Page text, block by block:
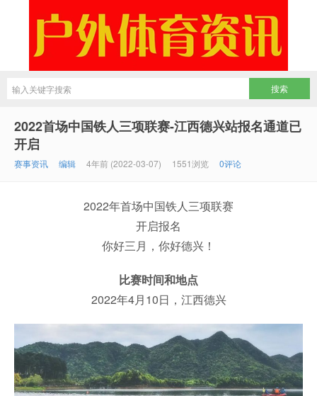
2022首场中国铁人三项联赛-江西德兴站报名通道已
开启
赛事资讯 编辑 4年前 (2022-03-07) 1551浏览 0评论
2022年首场中国铁人三项联赛
开启报名
你好三月，你好德兴！
比赛时间和地点
2022年4月10日，江西德兴